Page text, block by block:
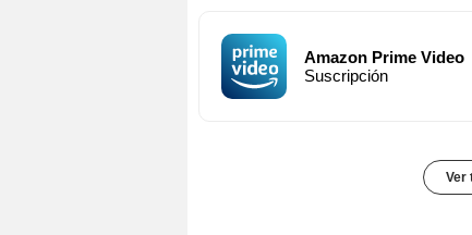
Amazon Prime Video
Suscripción
Ver